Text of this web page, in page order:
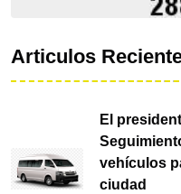
Articulos
El
vehículos
ciudad